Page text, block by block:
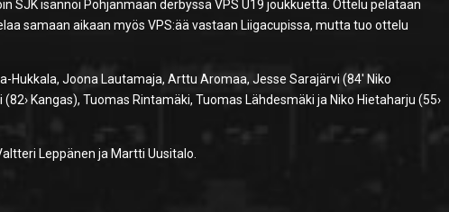
SJK isännöi Pohjanmaan derbyssä VPS U19 joukkuetta. Ottelu pelataan
samaan aikaan myös VPS:ää vastaan Liigacupissa, mutta tuo ottelu
Hukkala, Joona Lautamaja, Arttu Aromaa, Jesse Sarajärvi (84′ Niko
Kangas), Tuomas Rintamäki, Tuomas Lähdesmäki ja Niko Hietaharju (55›
Leppänen ja Martti Uusitalo.